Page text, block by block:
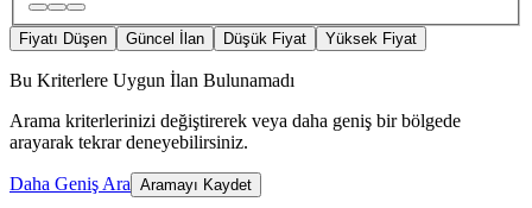
Fiyatı Düşen Güncel İlan Düşük Fiyat Yüksek Fiyat
Bu Kriterlere Uygun İlan Bulunamadı
Arama kriterlerinizi değiştirerek veya daha geniş bir bölgede
arayarak tekrar deneyebilirsiniz.
Daha Geniş Ara Aramayı Kaydet